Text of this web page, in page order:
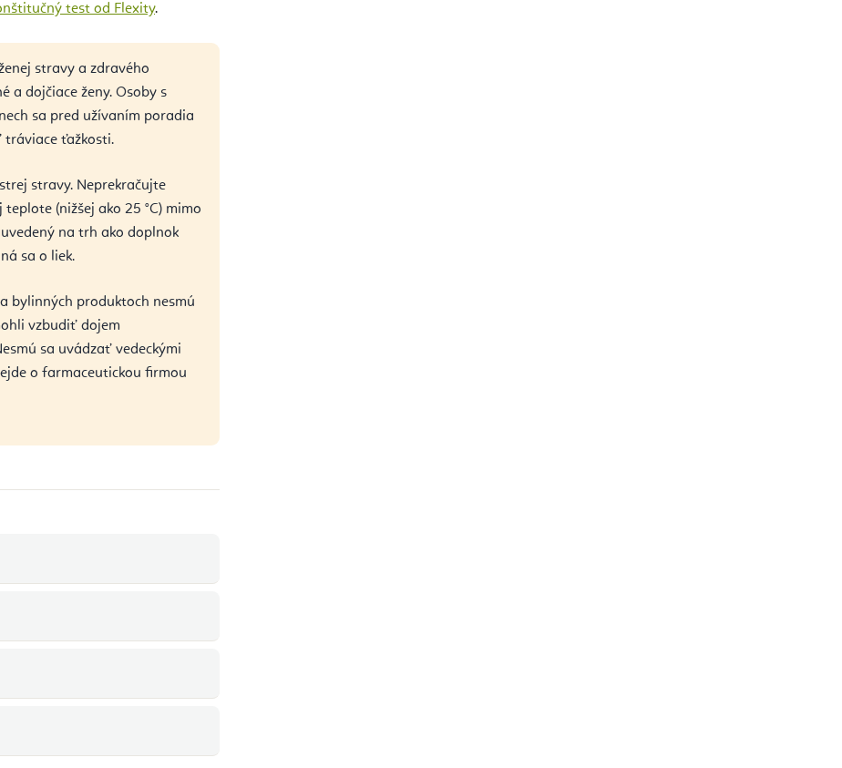
test od Flexity.
stravy a zdravého
a dojčiace ženy. Osoby s
sa pred užívaním poradia
tráviace ťažkosti.
stravy. Neprekračujte
(nižšej ako 25 °C) mimo
na trh ako doplnok
sa o liek.
bylinných produktoch nesmú
vzbudiť dojem
sa uvádzať vedeckými
o farmaceutickou firmou